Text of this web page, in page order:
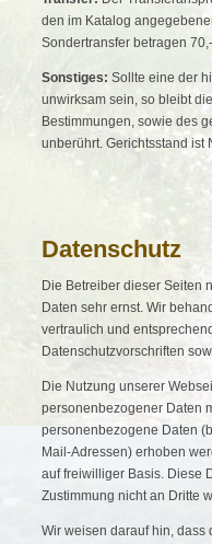
den im Katalog
Sondertransfer betragen
Sonstiges: Sollte eine der
unwirksam sein, so bleibt
Bestimmungen, sowie des
unberührt. Gerichtsstand ist
Datenschutz
Die Betreiber dieser Seiten
Daten sehr ernst. Wir
vertraulich und
Datenschutzvorschriften
Die Nutzung unserer
personenbezogener Daten
personenbezogene Daten
Mail-Adressen) erhoben
auf freiwilliger Basis. Diese
Zustimmung nicht an Dritte
Wir weisen darauf hin, dass